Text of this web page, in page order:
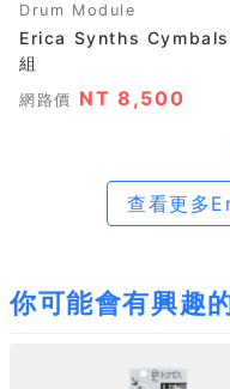
Drum Module
Erica Synths Cymbals
組
網路價 NT 8,500
查看更多
你可能會有興趣